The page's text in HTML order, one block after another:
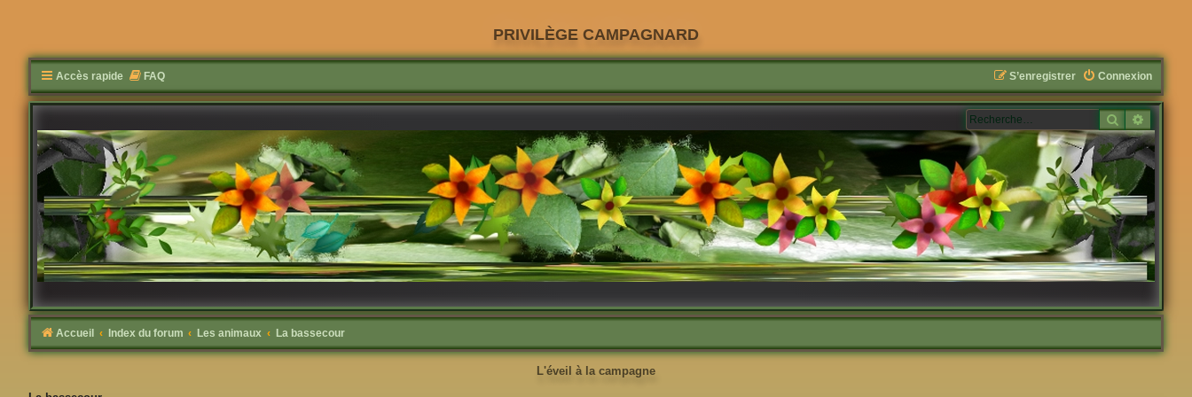
PRIVILÈGE CAMPAGNARD
Accès rapide FAQ Connexion
S’enregistrer
Rechercher
Accueil Index du forum Les animaux La bassecour
L'éveil à la campagne